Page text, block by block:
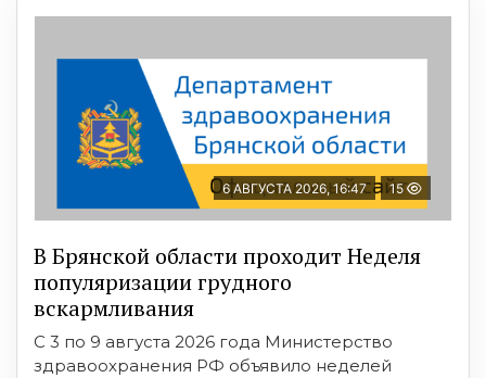
6 АВГУСТА 2026, 16:47 15
В Брянской области проходит Неделя
популяризации грудного
вскармливания
С 3 по 9 августа 2026 года Министерство
здравоохранения РФ объявило неделей